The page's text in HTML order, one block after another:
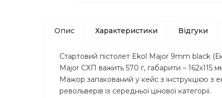
Опис Характеристики Відгуки
Стартовий пістолет Ekol Major 9mm black
Major СХП важить 570 г, габарити –
Мажор запакований у кейс з інструкцією з
револьверів із середньої цінової категорії.